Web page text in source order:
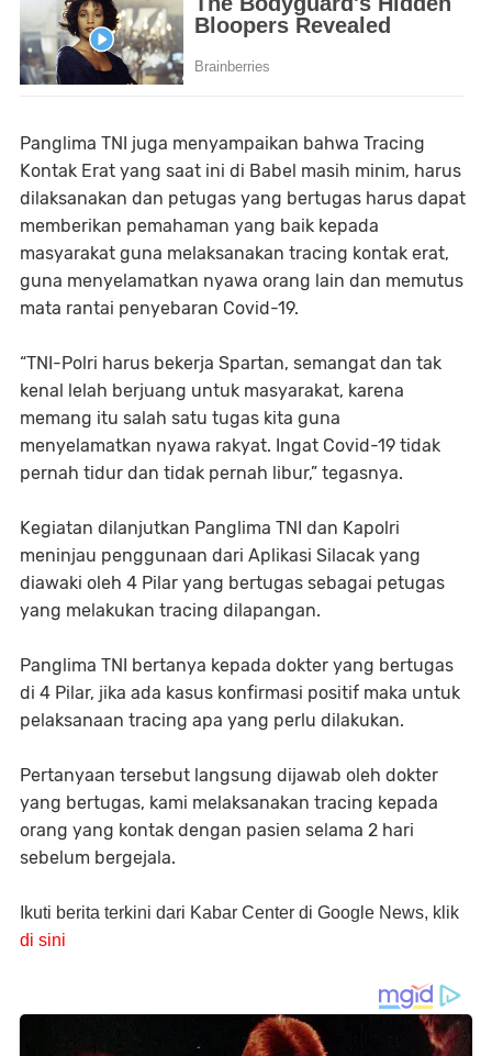
Panglima TNI juga menyampaikan bahwa Tracing
Kontak Erat yang saat ini di Babel masih minim, harus
dilaksanakan dan petugas yang bertugas harus dapat
memberikan pemahaman yang baik kepada
masyarakat guna melaksanakan tracing kontak erat,
guna menyelamatkan nyawa orang lain dan memutus
mata rantai penyebaran Covid-19.
“TNI-Polri harus bekerja Spartan, semangat dan tak
kenal lelah berjuang untuk masyarakat, karena
memang itu salah satu tugas kita guna
menyelamatkan nyawa rakyat. Ingat Covid-19 tidak
pernah tidur dan tidak pernah libur,” tegasnya.
Kegiatan dilanjutkan Panglima TNI dan Kapolri
meninjau penggunaan dari Aplikasi Silacak yang
diawaki oleh 4 Pilar yang bertugas sebagai petugas
yang melakukan tracing dilapangan.
Panglima TNI bertanya kepada dokter yang bertugas
di 4 Pilar, jika ada kasus konfirmasi positif maka untuk
pelaksanaan tracing apa yang perlu dilakukan.
Pertanyaan tersebut langsung dijawab oleh dokter
yang bertugas, kami melaksanakan tracing kepada
orang yang kontak dengan pasien selama 2 hari
sebelum bergejala.
Ikuti berita terkini dari Kabar Center di Google News, klik
di sini